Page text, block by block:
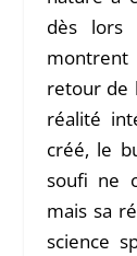
dès lors
montrent
retour de
réalité
créé, le
soufi ne
mais sa
science